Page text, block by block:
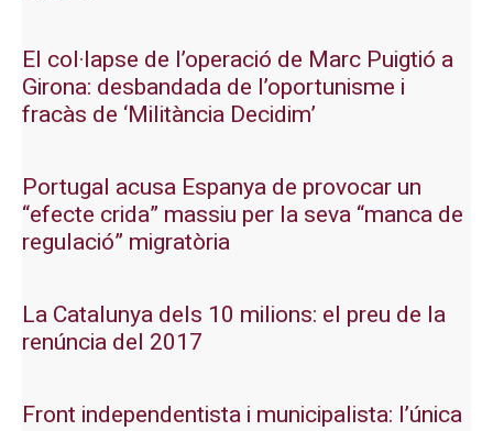
El col·lapse de l’operació de Marc Puigtió a
Girona: desbandada de l’oportunisme i
fracàs de ‘Militància Decidim’
Portugal acusa Espanya de provocar un
“efecte crida” massiu per la seva “manca de
regulació” migratòria
La Catalunya dels 10 milions: el preu de la
renúncia del 2017
Front independentista i municipalista: l’única